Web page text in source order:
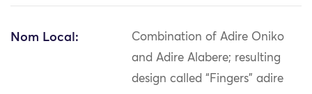
Nom Local:
Combination of Adire Oniko
and Adire Alabere; resulting
design called “Fingers” adire